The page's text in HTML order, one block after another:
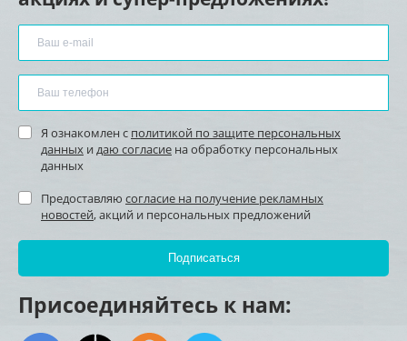
Я ознакомлен с политикой по защите персональных
данных и даю согласие на обработку персональных
данных
Предоставляю согласие на получение рекламных
новостей, акций и персональных предложений
Присоединяйтесь к нам: